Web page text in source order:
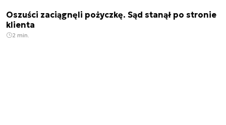
Oszuści zaciągnęli pożyczkę. Sąd stanął po stronie
klienta
2 min.